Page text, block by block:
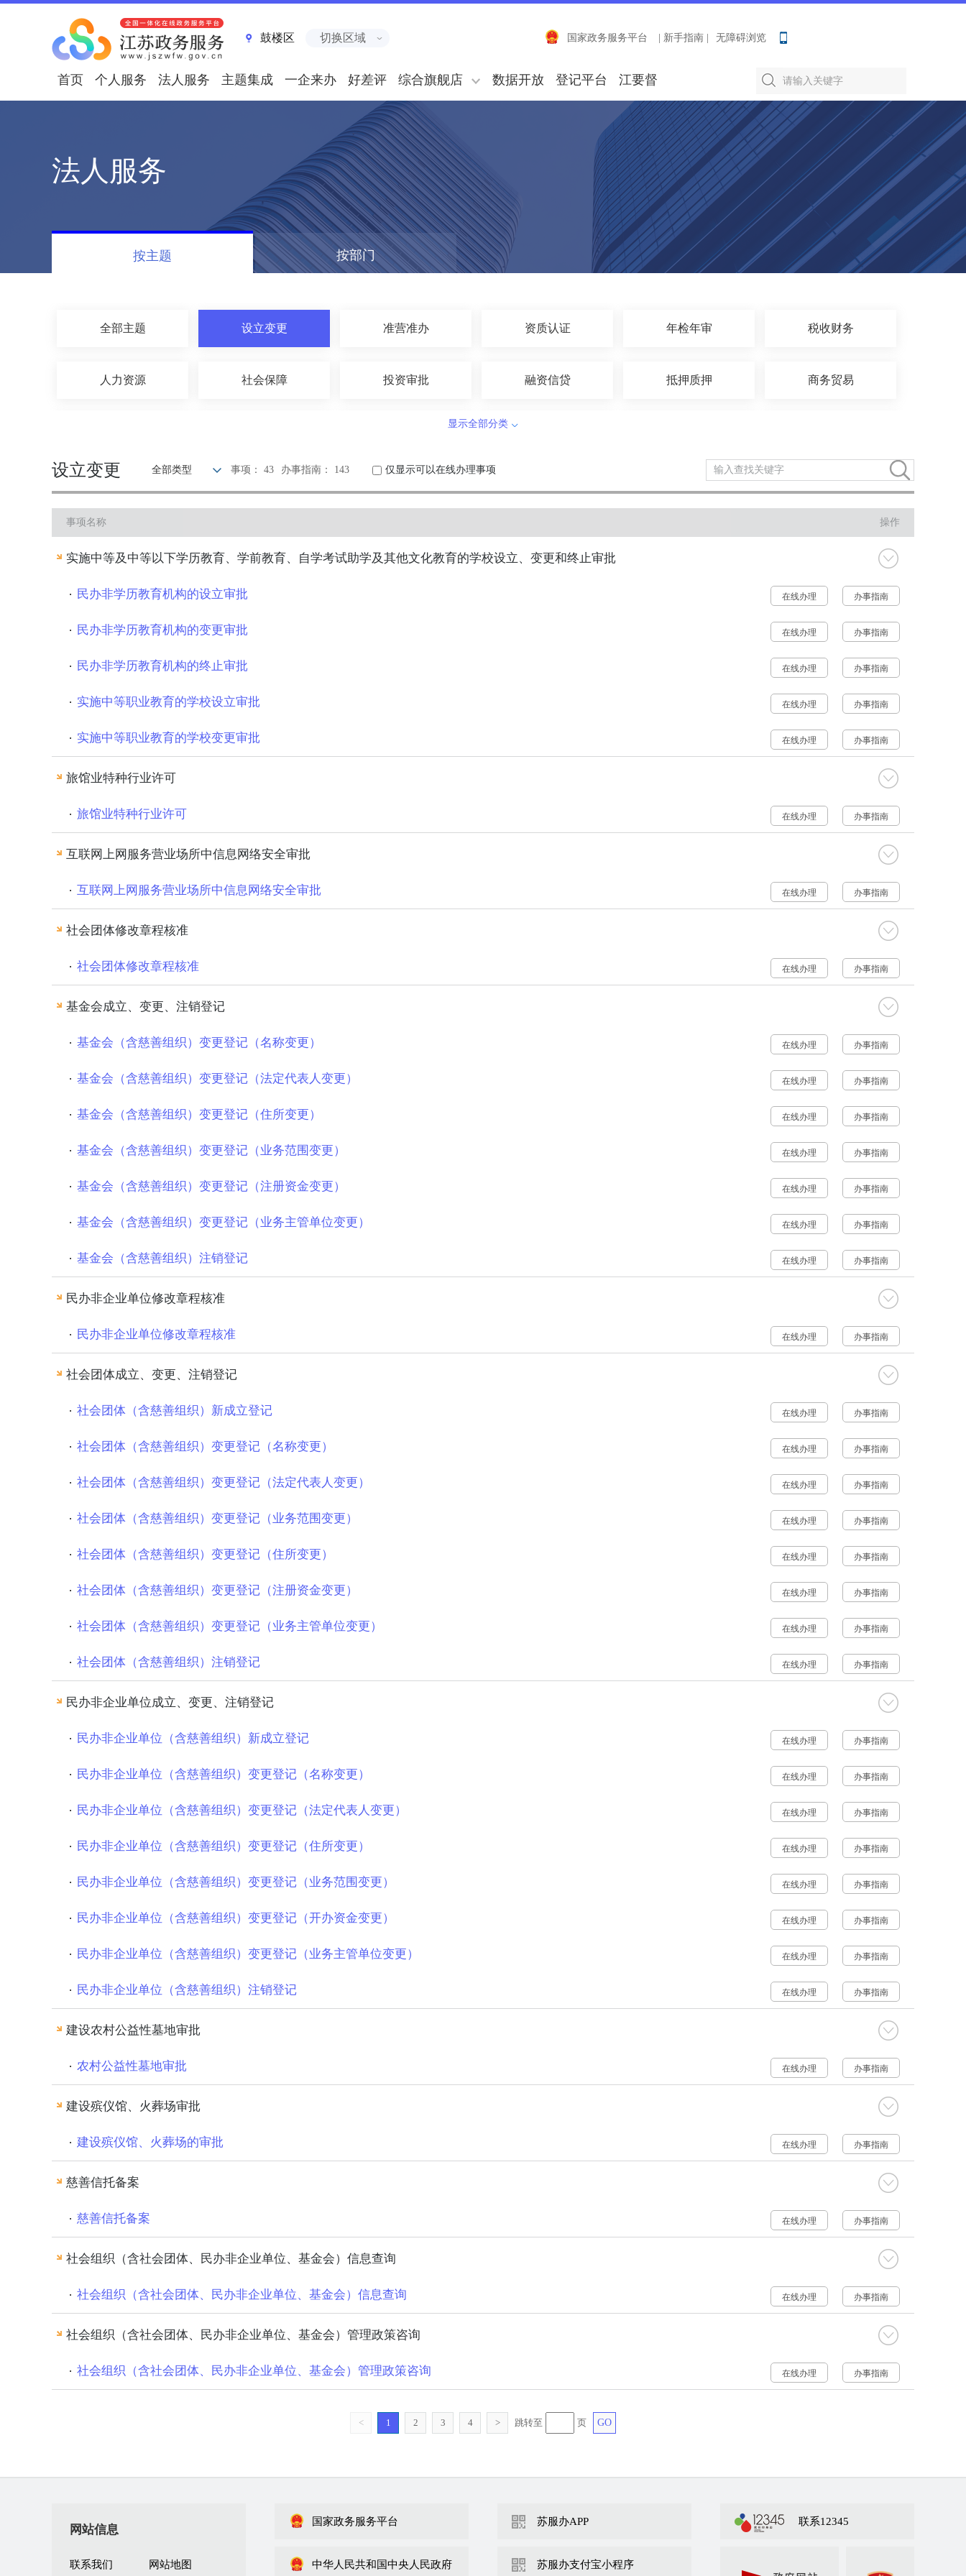
鼓楼区 切换区域 国家政务服务平台 | 新手指南 | 无障碍浏览
首页 个人服务 法人服务 主题集成 一企来办 好差评 综合旗舰店 数据开放 登记平台 江要督
法人服务
按主题 按部门
全部主题 设立变更 准营准办 资质认证 年检年审 税收财务
人力资源 社会保障 投资审批 融资信贷 抵押质押 商务贸易
民族宗教 质量技术
安全生产 公安消防 司法公证 公用事业 法人注销 档案文物
其他
显示全部分类
设立变更 全部类型 事项： 43 办事指南： 143 仅显示可以在线办理事项
事项名称 操作
实施中等及中等以下学历教育、学前教育、自学考试助学及其他文化教育的学校设立、变更和终止审批
民办非学历教育机构的设立审批 在线办理 办事指南
民办非学历教育机构的变更审批 在线办理 办事指南
民办非学历教育机构的终止审批 在线办理 办事指南
实施中等职业教育的学校设立审批 在线办理 办事指南
实施中等职业教育的学校变更审批 在线办理 办事指南
旅馆业特种行业许可
旅馆业特种行业许可 在线办理 办事指南
互联网上网服务营业场所中信息网络安全审批
互联网上网服务营业场所中信息网络安全审批 在线办理 办事指南
社会团体修改章程核准
社会团体修改章程核准 在线办理 办事指南
基金会成立、变更、注销登记
基金会（含慈善组织）变更登记（名称变更） 在线办理 办事指南
基金会（含慈善组织）变更登记（法定代表人变更） 在线办理 办事指南
基金会（含慈善组织）变更登记（住所变更） 在线办理 办事指南
基金会（含慈善组织）变更登记（业务范围变更） 在线办理 办事指南
基金会（含慈善组织）变更登记（注册资金变更） 在线办理 办事指南
基金会（含慈善组织）变更登记（业务主管单位变更） 在线办理 办事指南
基金会（含慈善组织）注销登记 在线办理 办事指南
民办非企业单位修改章程核准
民办非企业单位修改章程核准 在线办理 办事指南
社会团体成立、变更、注销登记
社会团体（含慈善组织）新成立登记 在线办理 办事指南
社会团体（含慈善组织）变更登记（名称变更） 在线办理 办事指南
社会团体（含慈善组织）变更登记（法定代表人变更） 在线办理 办事指南
社会团体（含慈善组织）变更登记（业务范围变更） 在线办理 办事指南
社会团体（含慈善组织）变更登记（住所变更） 在线办理 办事指南
社会团体（含慈善组织）变更登记（注册资金变更） 在线办理 办事指南
社会团体（含慈善组织）变更登记（业务主管单位变更） 在线办理 办事指南
社会团体（含慈善组织）注销登记 在线办理 办事指南
民办非企业单位成立、变更、注销登记
民办非企业单位（含慈善组织）新成立登记 在线办理 办事指南
民办非企业单位（含慈善组织）变更登记（名称变更） 在线办理 办事指南
民办非企业单位（含慈善组织）变更登记（法定代表人变更） 在线办理 办事指南
民办非企业单位（含慈善组织）变更登记（住所变更） 在线办理 办事指南
民办非企业单位（含慈善组织）变更登记（业务范围变更） 在线办理 办事指南
民办非企业单位（含慈善组织）变更登记（开办资金变更） 在线办理 办事指南
民办非企业单位（含慈善组织）变更登记（业务主管单位变更） 在线办理 办事指南
民办非企业单位（含慈善组织）注销登记 在线办理 办事指南
建设农村公益性墓地审批
农村公益性墓地审批 在线办理 办事指南
建设殡仪馆、火葬场审批
建设殡仪馆、火葬场的审批 在线办理 办事指南
慈善信托备案
慈善信托备案 在线办理 办事指南
社会组织（含社会团体、民办非企业单位、基金会）信息查询
社会组织（含社会团体、民办非企业单位、基金会）信息查询 在线办理 办事指南
社会组织（含社会团体、民办非企业单位、基金会）管理政策咨询
社会组织（含社会团体、民办非企业单位、基金会）管理政策咨询 在线办理 办事指南
< 1 2 3 4 > 跳转至 页 GO
网站信息
联系我们 网站地图
国家政务服务平台
中华人民共和国中央人民政府
苏服办APP
苏服办支付宝小程序
联系12345